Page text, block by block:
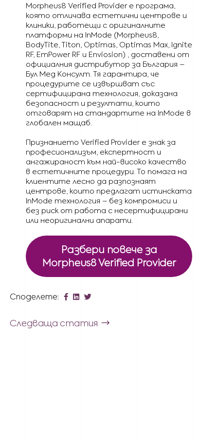
Morpheus8 Verified Provider е програма,
която отличава естетични центрове и
клиники, работещи с оригиналните
платформи на InMode (Morpheus8,
BodyTite, Titon, Optimas, Optimas Max, Ignite
RF, EmPower RF и Enviosion) , доставени от
официалния дистрибутор за България –
Бул Мед Консулт. Тя гарантира, че
процедурите се извършват със
сертифицирана технология, доказана
безопасност и резултати, които
отговарят на стандартите на InMode в
глобален мащаб.
Признанието Verified Provider е знак за
професионализъм, експертност и
ангажираност към най-високо качество
в естетичните процедури. То помага на
клиентите лесно да разпознаят
центрове, които предлагат истинската
InMode технология – без компромиси и
без риск от работа с несертифицирани
или неоригинални апарати.
Разбери повече за
Morpheus8 Verified Provider
Споделете:
Следваща статия